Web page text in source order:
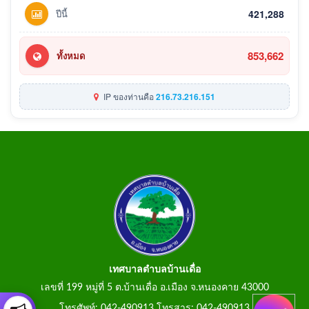
ปีนี้ 421,288
ทั้งหมด 853,662
IP ของท่านคือ216.73.216.151
เทศบาลตำบลบ้านเดื่อ
เลขที่ 199 หมู่ที่ 5 ต.บ้านเดื่อ อ.เมือง จ.หนองคาย 43000